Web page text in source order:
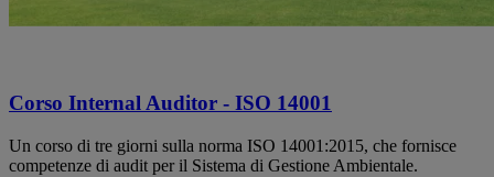
Corso Internal Auditor - ISO 14001
Un corso di tre giorni sulla norma ISO 14001:2015, che fornisce
competenze di audit per il Sistema di Gestione Ambientale.